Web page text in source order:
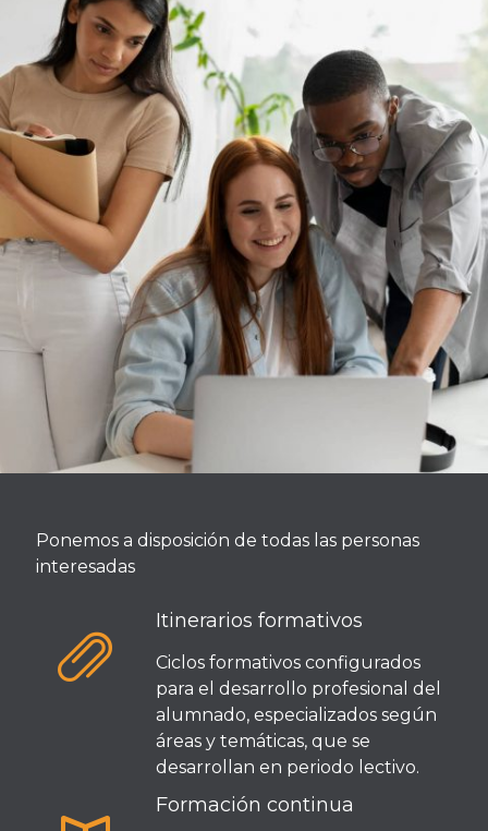
Ponemos a disposición de todas las personas
interesadas
Itinerarios formativos
Ciclos formativos configurados
para el desarrollo profesional del
alumnado, especializados según
áreas y temáticas, que se
desarrollan en periodo lectivo.
Formación continua